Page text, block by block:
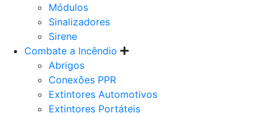
Módulos
Sinalizadores
Sirene
Combate a Incêndio
Abrigos
Conexões PPR
Extintores Automotivos
Extintores Portáteis